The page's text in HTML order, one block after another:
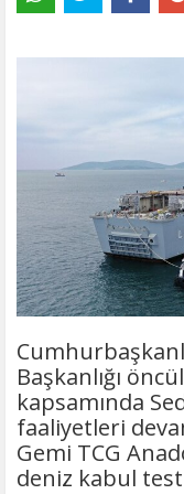
Başkanlığı
kapsamında
faaliyetleri
Gemi TCG
deniz kabul